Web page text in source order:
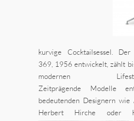
kurvige Cocktailsessel. Der
369, 1956 entwickelt, zählt
modernen Lifestyle-
Zeitprägende Modelle
bedeutenden Designern wie
Herbert Hirche oder